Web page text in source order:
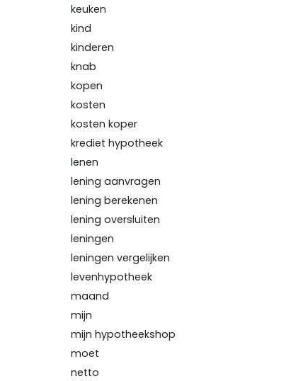
keuken
kind
kinderen
knab
kopen
kosten
kosten koper
krediet hypotheek
lenen
lening aanvragen
lening berekenen
lening oversluiten
leningen
leningen vergelijken
levenhypotheek
maand
mijn
mijn hypotheekshop
moet
netto